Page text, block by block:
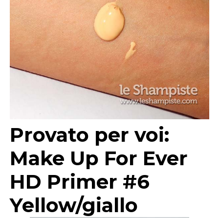
Provato per voi:
Make Up For Ever
HD Primer #6
Yellow/giallo